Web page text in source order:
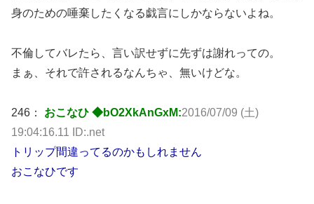
身のための唾棄したくなる戯言にしかならないよね。
不倫してバレたら、言い訳せずに先ずは謝れっての。
まぁ、それで許されるなんちゃ、無いけどな。
246： おこなひ ◆bO2XkAnGxM:2016/07/09 (土)
19:04:16.11 ID:.net
トリップ間違ってるのかもしれません
おこなひです